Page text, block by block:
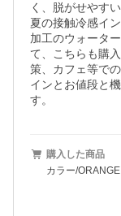
く、脱がせやす
夏の接触冷感イ
加工のウォータ
て、こちらも購
策、カフェ等で
インとお値段と
す。
購入した商品
カラー/